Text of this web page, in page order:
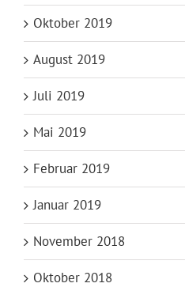
Oktober 2019
August 2019
Juli 2019
Mai 2019
Februar 2019
Januar 2019
November 2018
Oktober 2018